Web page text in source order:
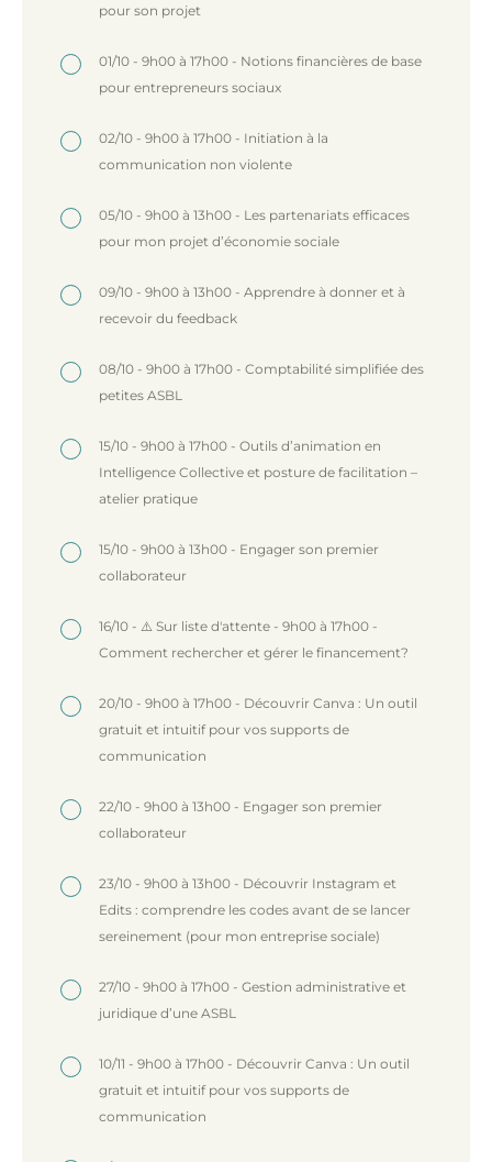
pour son projet
01/10 - 9h00 à 17h00 - Notions financières de base
pour entrepreneurs sociaux
02/10 - 9h00 à 17h00 - Initiation à la
communication non violente
05/10 - 9h00 à 13h00 - Les partenariats efficaces
pour mon projet d’économie sociale
09/10 - 9h00 à 13h00 - Apprendre à donner et à
recevoir du feedback
08/10 - 9h00 à 17h00 - Comptabilité simplifiée des
petites ASBL
15/10 - 9h00 à 17h00 - Outils d’animation en
Intelligence Collective et posture de facilitation –
atelier pratique
15/10 - 9h00 à 13h00 - Engager son premier
collaborateur
16/10 - ⚠️ Sur liste d'attente - 9h00 à 17h00 -
Comment rechercher et gérer le financement?
20/10 - 9h00 à 17h00 - Découvrir Canva : Un outil
gratuit et intuitif pour vos supports de
communication
22/10 - 9h00 à 13h00 - Engager son premier
collaborateur
23/10 - 9h00 à 13h00 - Découvrir Instagram et
Edits : comprendre les codes avant de se lancer
sereinement (pour mon entreprise sociale)
27/10 - 9h00 à 17h00 - Gestion administrative et
juridique d’une ASBL
10/11 - 9h00 à 17h00 - Découvrir Canva : Un outil
gratuit et intuitif pour vos supports de
communication